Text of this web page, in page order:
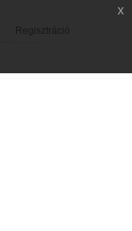
Regisztráció
x